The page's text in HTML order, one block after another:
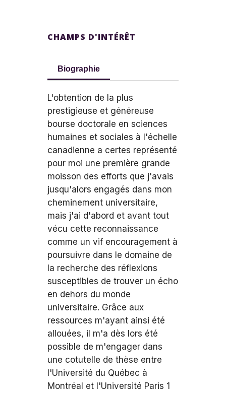
CHAMPS D'INTÉRÊT
Biographie
L'obtention de la plus
prestigieuse et généreuse
bourse doctorale en sciences
humaines et sociales à l'échelle
canadienne a certes représenté
pour moi une première grande
moisson des efforts que j'avais
jusqu'alors engagés dans mon
cheminement universitaire,
mais j'ai d'abord et avant tout
vécu cette reconnaissance
comme un vif encouragement à
poursuivre dans le domaine de
la recherche des réflexions
susceptibles de trouver un écho
en dehors du monde
universitaire. Grâce aux
ressources m'ayant ainsi été
allouées, il m'a dès lors été
possible de m'engager dans
une cotutelle de thèse entre
l'Université du Québec à
Montréal et l'Université Paris 1